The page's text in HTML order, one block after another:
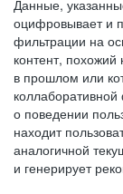
Данные,
оцифровывает и
фильтрации на
контент,
в прошлом или
о поведении
находит
аналогичной
и генерирует